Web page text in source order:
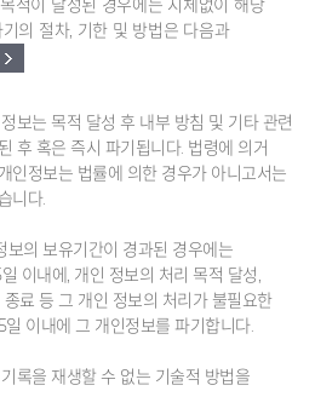
적이 달성된 경우에는 지체없이 해당
의 절차, 기한 및 방법은 다음과
보는 목적 달성 후 내부 방침 및 기타 관련
후 혹은 즉시 파기됩니다. 법령에 의거
인정보는 법률에 의한 경우가 아니고서는
니다.
보의 보유기간이 경과된 경우에는
이내에, 개인 정보의 처리 목적 달성,
료 등 그 개인 정보의 처리가 불필요한
이내에 그 개인정보를 파기합니다.
록을 재생할 수 없는 기술적 방법을